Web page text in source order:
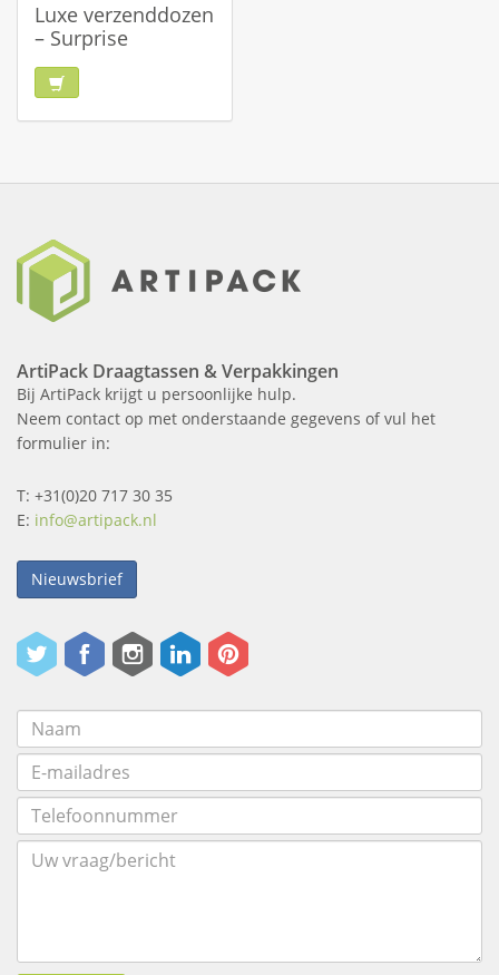
Luxe verzenddozen
– Surprise
ArtiPack Draagtassen & Verpakkingen
Bij ArtiPack krijgt u persoonlijke hulp.
Neem contact op met onderstaande gegevens of vul het
formulier in:
T: +31(0)20 717 30 35
E: info@artipack.nl
Nieuwsbrief